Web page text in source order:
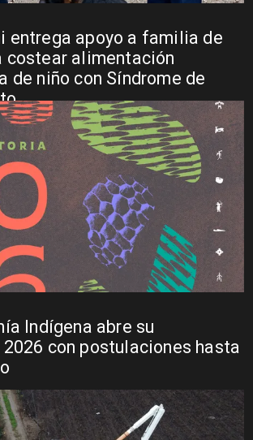
entrega apoyo a familia de
costear alimentación
de niño con Síndrome de
Indígena abre su
con postulaciones hasta